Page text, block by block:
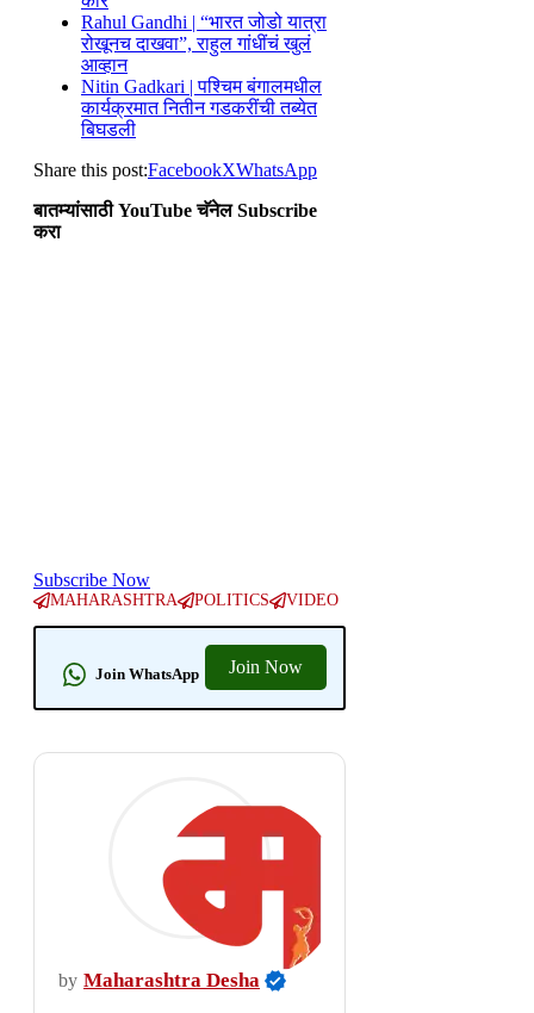
Rahul Gandhi | “भारत जोडो यात्रा
रोखूनच दाखवा”, राहुल गांधींचं खुलं
आव्हान
Nitin Gadkari | पश्चिम बंगालमधील
कार्यक्रमात नितीन गडकरींची तब्येत
बिघडली
Share this post:FacebookXWhatsApp
बातम्यांसाठी YouTube चॅनेल Subscribe
करा
Subscribe Now
MAHARASHTRA POLITICS VIDEO
Join WhatsApp Join Now
by Maharashtra Desha